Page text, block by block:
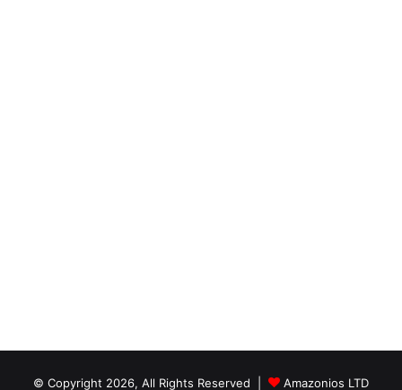
© Copyright 2026, All Rights Reserved | Amazonios LTD